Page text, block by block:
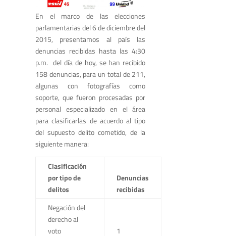
En el marco de las elecciones
parlamentarias del 6 de diciembre del
2015, presentamos al país las
denuncias recibidas hasta las 4:30
p.m. del día de hoy, se han recibido
158 denuncias, para un total de 211,
algunas con fotografías como
soporte, que fueron procesadas por
personal especializado en el área
para clasificarlas de acuerdo al tipo
del supuesto delito cometido, de la
siguiente manera:
Clasificación
por tipo de
delitos
Denuncias
recibidas
Negación del
derecho al
voto
1